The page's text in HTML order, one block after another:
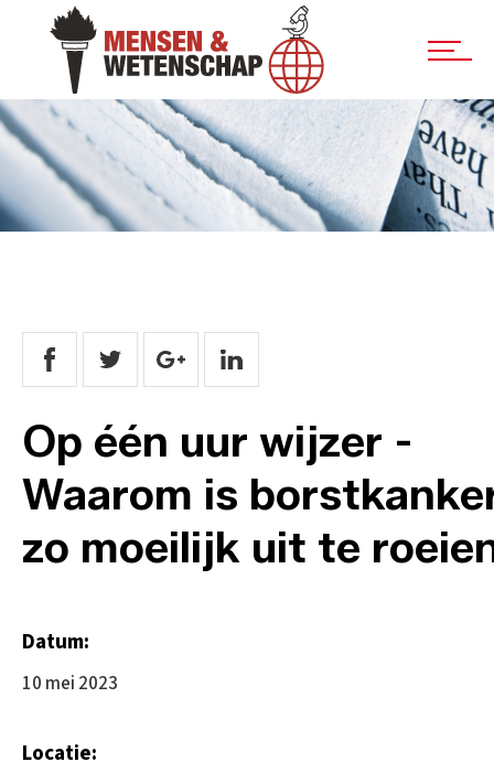
Op één uur wijzer -
Waarom is
zo moeilijk uit te
Datum:
10 mei 2023
Locatie: